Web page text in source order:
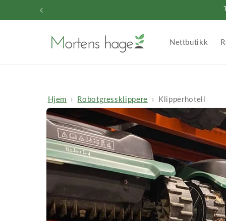
innholdet
Nettbutikk
Hjem Robotgressklippere Klipperhotell
Hopp til
produktinformasjon